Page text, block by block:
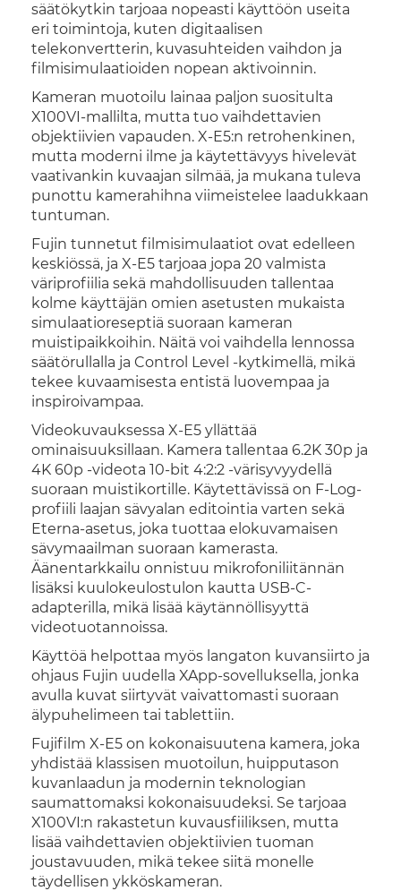
säätökytkin tarjoaa nopeasti käyttöön useita
eri toimintoja, kuten digitaalisen
telekonvertterin, kuvasuhteiden vaihdon ja
filmisimulaatioiden nopean aktivoinnin.
Kameran muotoilu lainaa paljon suositulta
X100VI-mallilta, mutta tuo vaihdettavien
objektiivien vapauden. X-E5:n retrohenkinen,
mutta moderni ilme ja käytettävyys hivelevät
vaativankin kuvaajan silmää, ja mukana tuleva
punottu kamerahihna viimeistelee laadukkaan
tuntuman.
Fujin tunnetut filmisimulaatiot ovat edelleen
keskiössä, ja X-E5 tarjoaa jopa 20 valmista
väriprofiilia sekä mahdollisuuden tallentaa
kolme käyttäjän omien asetusten mukaista
simulaatioreseptiä suoraan kameran
muistipaikkoihin. Näitä voi vaihdella lennossa
säätörullalla ja Control Level -kytkimellä, mikä
tekee kuvaamisesta entistä luovempaa ja
inspiroivampaa.
Videokuvauksessa X-E5 yllättää
ominaisuuksillaan. Kamera tallentaa 6.2K 30p ja
4K 60p -videota 10-bit 4:2:2 -värisyvyydellä
suoraan muistikortille. Käytettävissä on F-Log-
profiili laajan sävyalan editointia varten sekä
Eterna-asetus, joka tuottaa elokuvamaisen
sävymaailman suoraan kamerasta.
Äänentarkkailu onnistuu mikrofoniliitännän
lisäksi kuulokeulostulon kautta USB-C-
adapterilla, mikä lisää käytännöllisyyttä
videotuotannoissa.
Käyttöä helpottaa myös langaton kuvansiirto ja
ohjaus Fujin uudella XApp-sovelluksella, jonka
avulla kuvat siirtyvät vaivattomasti suoraan
älypuhelimeen tai tablettiin.
Fujifilm X-E5 on kokonaisuutena kamera, joka
yhdistää klassisen muotoilun, huipputason
kuvanlaadun ja modernin teknologian
saumattomaksi kokonaisuudeksi. Se tarjoaa
X100VI:n rakastetun kuvausfiiliksen, mutta
lisää vaihdettavien objektiivien tuoman
joustavuuden, mikä tekee siitä monelle
täydellisen ykköskameran.